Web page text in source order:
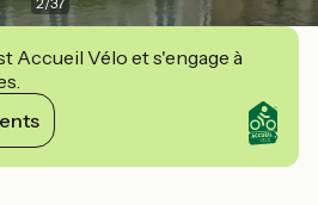
Accueil Vélo et s'engage à